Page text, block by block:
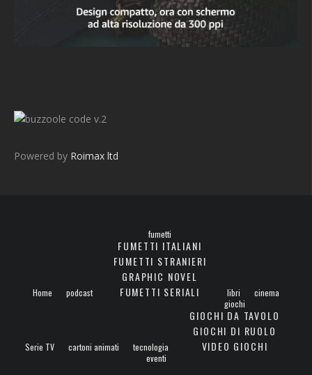
v.2
Powered by Roimax ltd
Home podcast
fumetti
FUMETTI ITALIANI
FUMETTI STRANIERI
GRAPHIC NOVEL
FUMETTI SERIALI
libri cinema
Serie TV cartoni animati tecnologia
giochi
GIOCHI DA TAVOLO
GIOCHI DI RUOLO
VIDEO GIOCHI
eventi